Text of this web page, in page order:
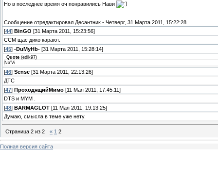
Но в последнее время оч понравились Нави
Сообщение отредактировал Десантник - Четверг, 31 Марта 2011, 15:22:28
[44] BinGO [31 Марта 2011, 15:23:56]
ССМ щас дико карают.
[45] -DuMyHb- [31 Марта 2011, 15:28:14]
Quote (edik97)
Na'Vi
[46] Sense [31 Марта 2011, 22:13:26]
ДТС
[47] ПроходящийМимо [11 Мая 2011, 17:45:11]
DTS и MYM .
[48] BARMAGLOT [11 Мая 2011, 19:13:25]
Думаю, смысла в теме уже нету.
Страница 2 из 2 « 1 2
Полная версия сайта